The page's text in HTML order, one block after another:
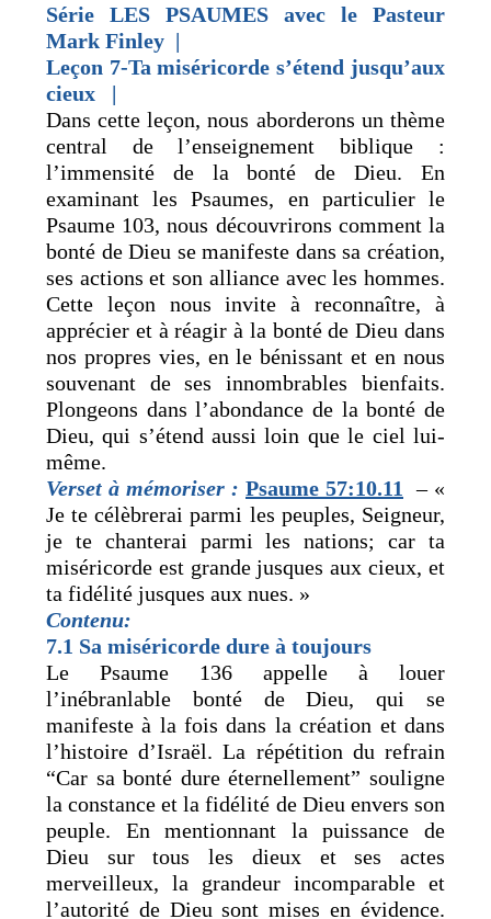
Série LESPSAUMES avec le Pasteur
Mark Finley |
Leçon 7-Ta miséricorde s’étend jusqu’aux
cieux
|
Dans cette leçon, nous aborderons un thème
central de l’enseignement biblique :
l’immensité de la bonté de Dieu. En
examinant les Psaumes, en particulier le
Psaume 103, nous découvrirons comment la
bonté de Dieu se manifeste dans sa création,
ses actions et son alliance avec les hommes.
Cette leçon nous invite à reconnaître, à
apprécier et à réagir à la bonté de Dieu dans
nos propres vies, en le bénissant et en nous
souvenant de ses innombrables bienfaits.
Plongeons dans l’abondance de la bonté de
Dieu, qui s’étend aussi loin que le ciel lui-
même.
Verset à mémoriser : Psaume 57:10.11
– «
Je te célèbrerai parmi les peuples, Seigneur,
je te chanterai parmi les nations; car ta
miséricorde est grande jusques aux cieux, et
ta fidélité jusques aux nues. »
Contenu:
7.1 Sa miséricorde dure à toujours
Le Psaume 136 appelle à louer
l’inébranlable bonté de Dieu, qui se
manifeste à la fois dans la création et dans
l’histoire d’Israël. La répétition du refrain
“Car sa bonté dure éternellement” souligne
la constance et la fidélité de Dieu envers son
peuple. En mentionnant la puissance de
Dieu sur tous les dieux et ses actes
merveilleux, la grandeur incomparable et
l’autorité de Dieu sont mises en évidence.